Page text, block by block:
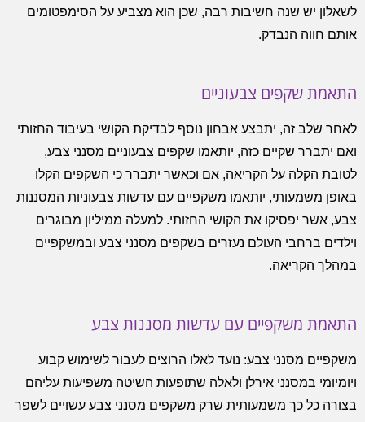
לשאלון יש שנה חשיבות רבה, שכן הוא מצביע על הסימפטומים
אותם חווה הנבדק.
התאמת שקפים צבעוניים
לאחר שלב זה, יתבצע אבחון נוסף לבדיקת הקושי בעיבוד החזותי
ואם יתברר שקיים כזה, יותאמו שקפים צבעוניים מסנני צבע,
לטובת הקלה על הקריאה, אם וכאשר יתברר כי השקפים הקלו
באופן משמעותי, יותאמו משקפיים עם עדשות צבעוניות המסננות
צבע, אשר יפסיקו את הקושי החזותי. למעלה ממיליון מבוגרים
וילדים ברחבי העולם נעזרים בשקפים מסנני צבע ובמשקפיים
במהלך הקריאה.
התאמת משקפיים עם עדשות מסננות צבע
משקפיים מסנני צבע: נועד לאלו הרוצים לעבור לשימוש קבוע
ויומיומי במסנני אירלן ולאלה שתופעות השיטה משפיעות עליהם
בצורה כל כך משמעותית שרק משקפים מסנני צבע עשויים לשפר